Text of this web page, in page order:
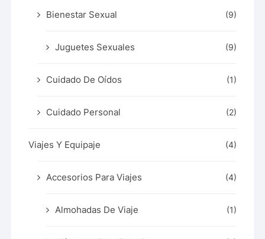
Bienestar Sexual (9)
Juguetes Sexuales (9)
Cuidado De Oídos (1)
Cuidado Personal (2)
Viajes Y Equipaje (4)
Accesorios Para Viajes (4)
Almohadas De Viaje (1)